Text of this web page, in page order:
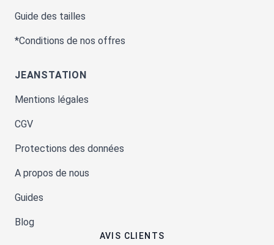
Guide des tailles
*Conditions de nos offres
JEANSTATION
Mentions légales
CGV
Protections des données
A propos de nous
Guides
Blog
AVIS CLIENTS